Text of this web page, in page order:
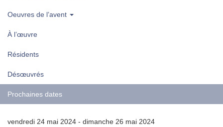
Oeuvres de l’avent
À l’œuvre
Résidents
Désœuvrés
Prochaines dates
vendredi 24 mai 2024 - dimanche 26 mai 2024